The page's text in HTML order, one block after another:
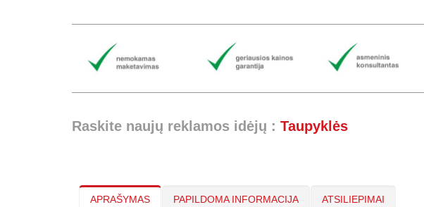
Raskite naujų reklamos idėjų : Taupyklės
APRAŠYMAS PAPILDOMA INFORMACIJA ATSILIEPIMAI